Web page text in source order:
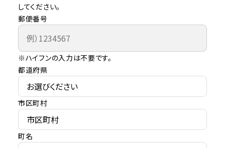
してください。
郵便番号
※ハイフンの入力は不要です。
都道府県
市区町村
町名